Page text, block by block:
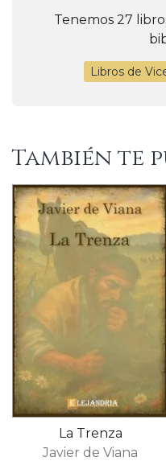
Tenemos 27
Libros de
También te
La Trenza
Javier de Viana